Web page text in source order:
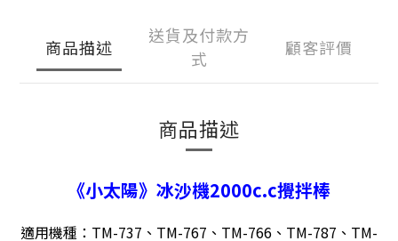
商品描述
送貨及付款方
式
顧客評價
商品描述
《小太陽》冰沙機2000c.c攪拌棒
適用機種：TM-737、TM-767、TM-766、TM-787、TM-